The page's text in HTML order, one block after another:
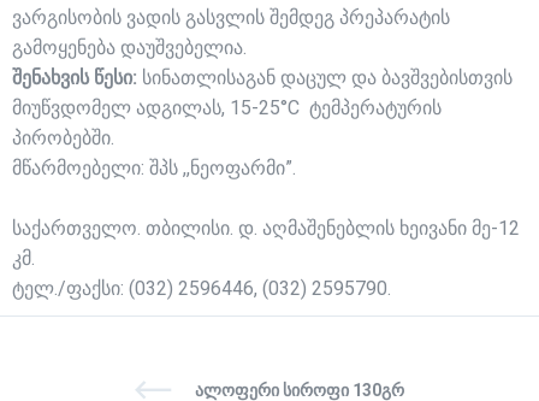
ვარგისობის ვადის გასვლის შემდეგ პრეპარატის
გამოყენება დაუშვებელია.
შენახვის წესი: სინათლისაგან დაცულ და ბავშვებისთვის
მიუწვდომელ ადგილას, 15-25°C ტემპერატურის
პირობებში.
მწარმოებელი: შპს ,,ნეოფარმი”.
საქართველო. თბილისი. დ. აღმაშენებლის ხეივანი მე-12
კმ.
ტელ./ფაქსი: (032) 2596446, (032) 2595790.
ᲐᲚᲝᲤᲔᲠᲘ ᲡᲘᲠᲝᲤᲘ 130ᲒᲠ